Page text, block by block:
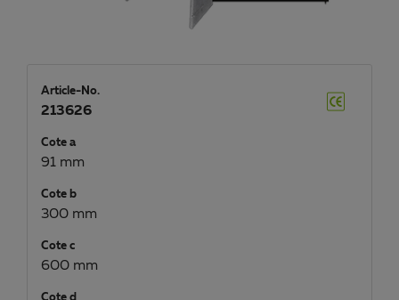
Article-No.
213626
Cote a
91 mm
Cote b
300 mm
Cote c
600 mm